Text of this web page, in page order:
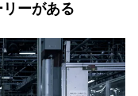
ーがある